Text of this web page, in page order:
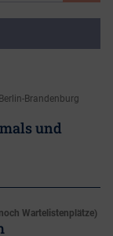
Brandenburg
und
Wartelistenplätze)